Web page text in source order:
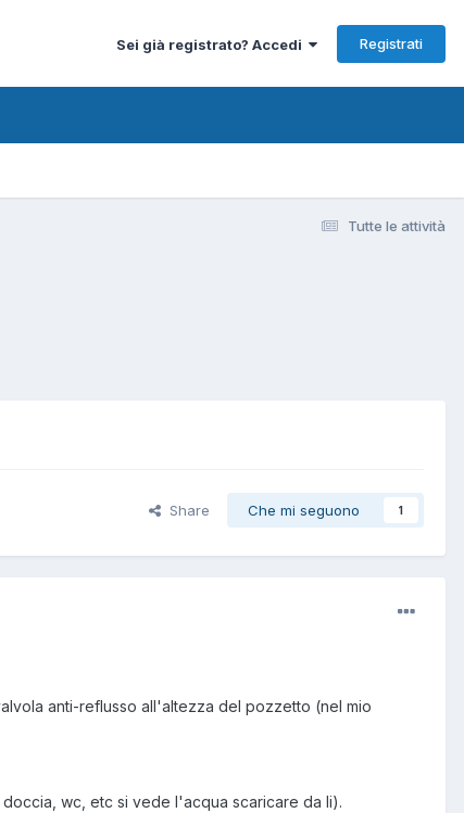
Sei già registrato? Accedi Registrati
Tutte le attività
Share Che mi seguono 1
anti-reflusso all'altezza del pozzetto (nel mio
wc, etc si vede l'acqua scaricare da li).